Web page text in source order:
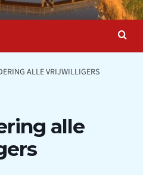
ALLE VRIJWILLIGERS
alle